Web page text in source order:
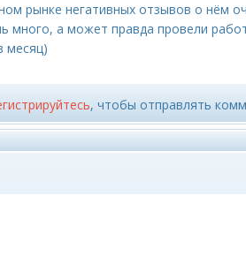
рынке негативных отзывов о нём
много, а может правда провели
месяц)
, чтобы отправлять